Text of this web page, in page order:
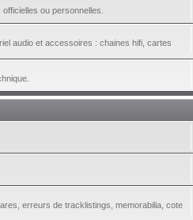
ou personnelles.
audio et accessoires : chaines hifi, cartes
erreurs de tracklistings, memorabilia, cote